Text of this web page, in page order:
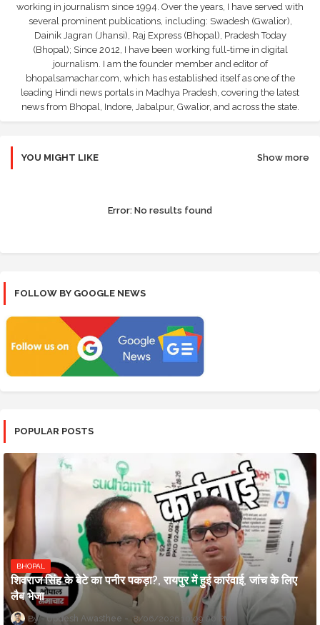
working in journalism since 1994. Over the years, I have served with
several prominent publications, including: Swadesh (Gwalior),
Dainik Jagran (Jhansi), Raj Express (Bhopal), Pradesh Today
(Bhopal); Since 2012, I have been working full-time in digital
journalism. I am the founder member and editor of
bhopalsamachar.com, which has established itself as one of the
leading Hindi news portals in Madhya Pradesh, covering the latest
news from Bhopal, Indore, Jabalpur, Gwalior, and across the state.
YOU MIGHT LIKE Show more
Error: No results found
FOLLOW BY GOOGLE NEWS
POPULAR POSTS
BHOPAL
शिवराज सिंह के बेटे का पनीर पकड़ा?, रायपुर में हुई कार्रवाई, जांच के लिए
लैब भेजा
Updesh Awasthee 8/06/2026 10:09:00 PM